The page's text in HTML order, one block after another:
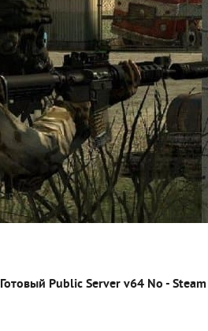
Готовый Public Server v64 No - Steam